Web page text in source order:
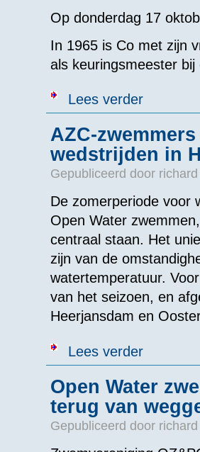
Op donderdag 17
In 1965 is Co met zijn
als keuringsmeester
Lees verderover In
AZC-
wedstrijden in
Gepubliceerd door
De zomerperiode voor
Open Water
centraal staan. Het
zijn van de
watertemperatuur.
van het seizoen, en
Heerjansdam en
Lees verderover AZC-
Open Water
terug van
Gepubliceerd door